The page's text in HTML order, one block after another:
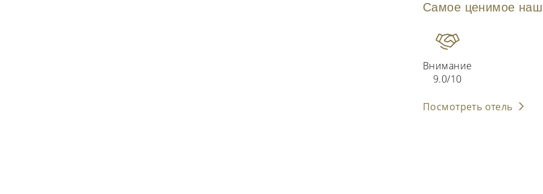
Самое ценимое
Внимание
9.0/10
Посмотреть отель